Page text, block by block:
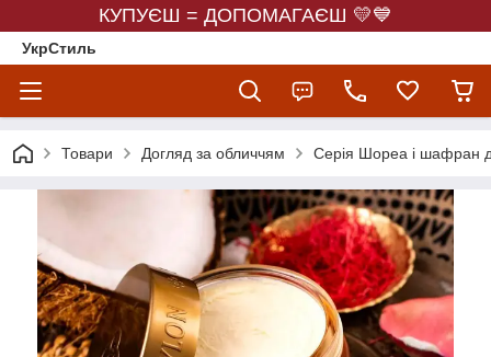
КУПУЄШ = ДОПОМАГАЄШ 💛💙
УкрСтиль
Товари Догляд за обличчям Серія Шореа і шафран